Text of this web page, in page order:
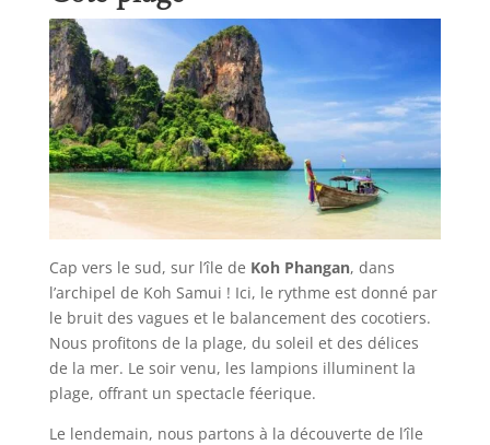
Cap vers le sud, sur l’île de Koh Phangan, dans
l’archipel de Koh Samui ! Ici, le rythme est donné par
le bruit des vagues et le balancement des cocotiers.
Nous profitons de la plage, du soleil et des délices
de la mer. Le soir venu, les lampions illuminent la
plage, offrant un spectacle féerique.
Le lendemain, nous partons à la découverte de l’île